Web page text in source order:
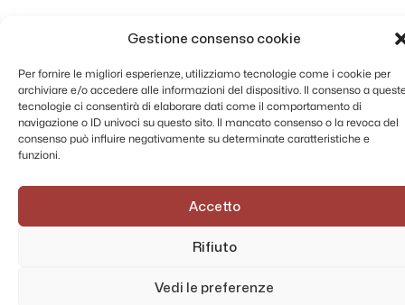
Gestione consenso cookie
Per fornire le migliori esperienze, utilizziamo tecnologie come i cookie per
archiviare e/o accedere alle informazioni del dispositivo. Il consenso a
tecnologie ci consentirà di elaborare dati come il comportamento di
navigazione o ID univoci su questo sito. Il mancato consenso o la revoca del
consenso può influire negativamente su determinate caratteristiche e
funzioni.
Accetto
Rifiuto
Vedi le preferenze